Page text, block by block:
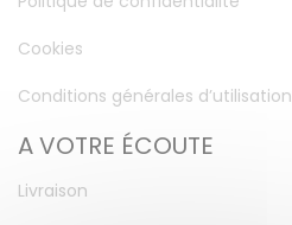
Cookies
Conditions générales d’utilisation
A VOTRE ÉCOUTE
Livraison